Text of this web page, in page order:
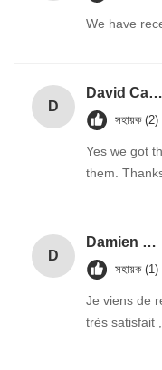
We have
D
David Calabro
সহায়ক (2)
Yes we got
them.
D
Damien GOURDAIN
সহায়ক (1)
Je viens de
très satisfait